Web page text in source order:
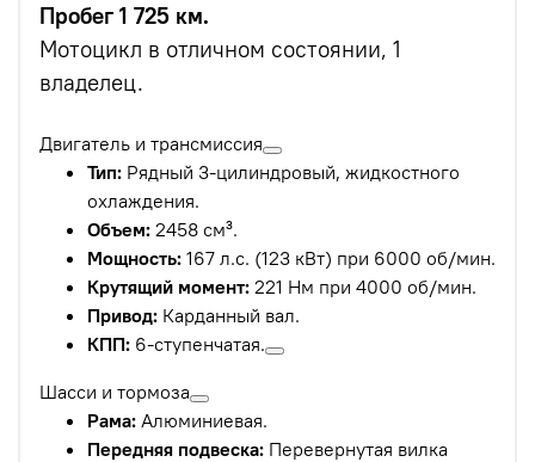
Пробег 1 725 км.
Мотоцикл в отличном состоянии, 1
владелец.
Двигатель и трансмиссия
Тип: Рядный 3-цилиндровый, жидкостного
охлаждения.
Объем: 2458 см³.
Мощность: 167 л.с. (123 кВт) при 6000 об/мин.
Крутящий момент: 221 Нм при 4000 об/мин.
Привод: Карданный вал.
КПП: 6-ступенчатая.
Шасси и тормоза
Рама: Алюминиевая.
Передняя подвеска: Перевернутая вилка